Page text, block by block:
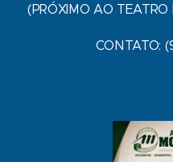
(PRÓXIMO AO
CONTATO: